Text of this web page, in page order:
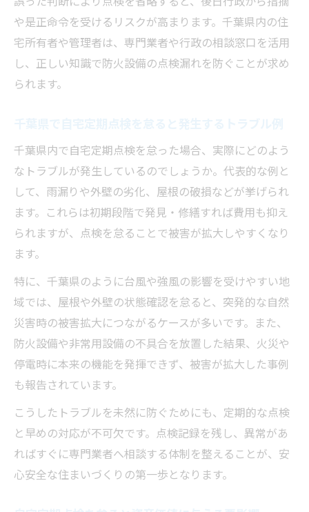
や是正命令を受けるリスクが高まります。千葉県内の住
宅所有者や管理者は、専門業者や行政の相談窓口を活用
し、正しい知識で防火設備の点検漏れを防ぐことが求め
られます。
千葉県内で自宅定期点検を怠った場合、実際にどのよう
なトラブルが発生しているのでしょうか。代表的な例と
して、雨漏りや外壁の劣化、屋根の破損などが挙げられ
ます。これらは初期段階で発見・修繕すれば費用も抑え
られますが、点検を怠ることで被害が拡大しやすくなり
ます。
特に、千葉県のように台風や強風の影響を受けやすい地
域では、屋根や外壁の状態確認を怠ると、突発的な自然
災害時の被害拡大につながるケースが多いです。また、
防火設備や非常用設備の不具合を放置した結果、火災や
停電時に本来の機能を発揮できず、被害が拡大した事例
も報告されています。
こうしたトラブルを未然に防ぐためにも、定期的な点検
と早めの対応が不可欠です。点検記録を残し、異常があ
ればすぐに専門業者へ相談する体制を整えることが、安
心安全な住まいづくりの第一歩となります。